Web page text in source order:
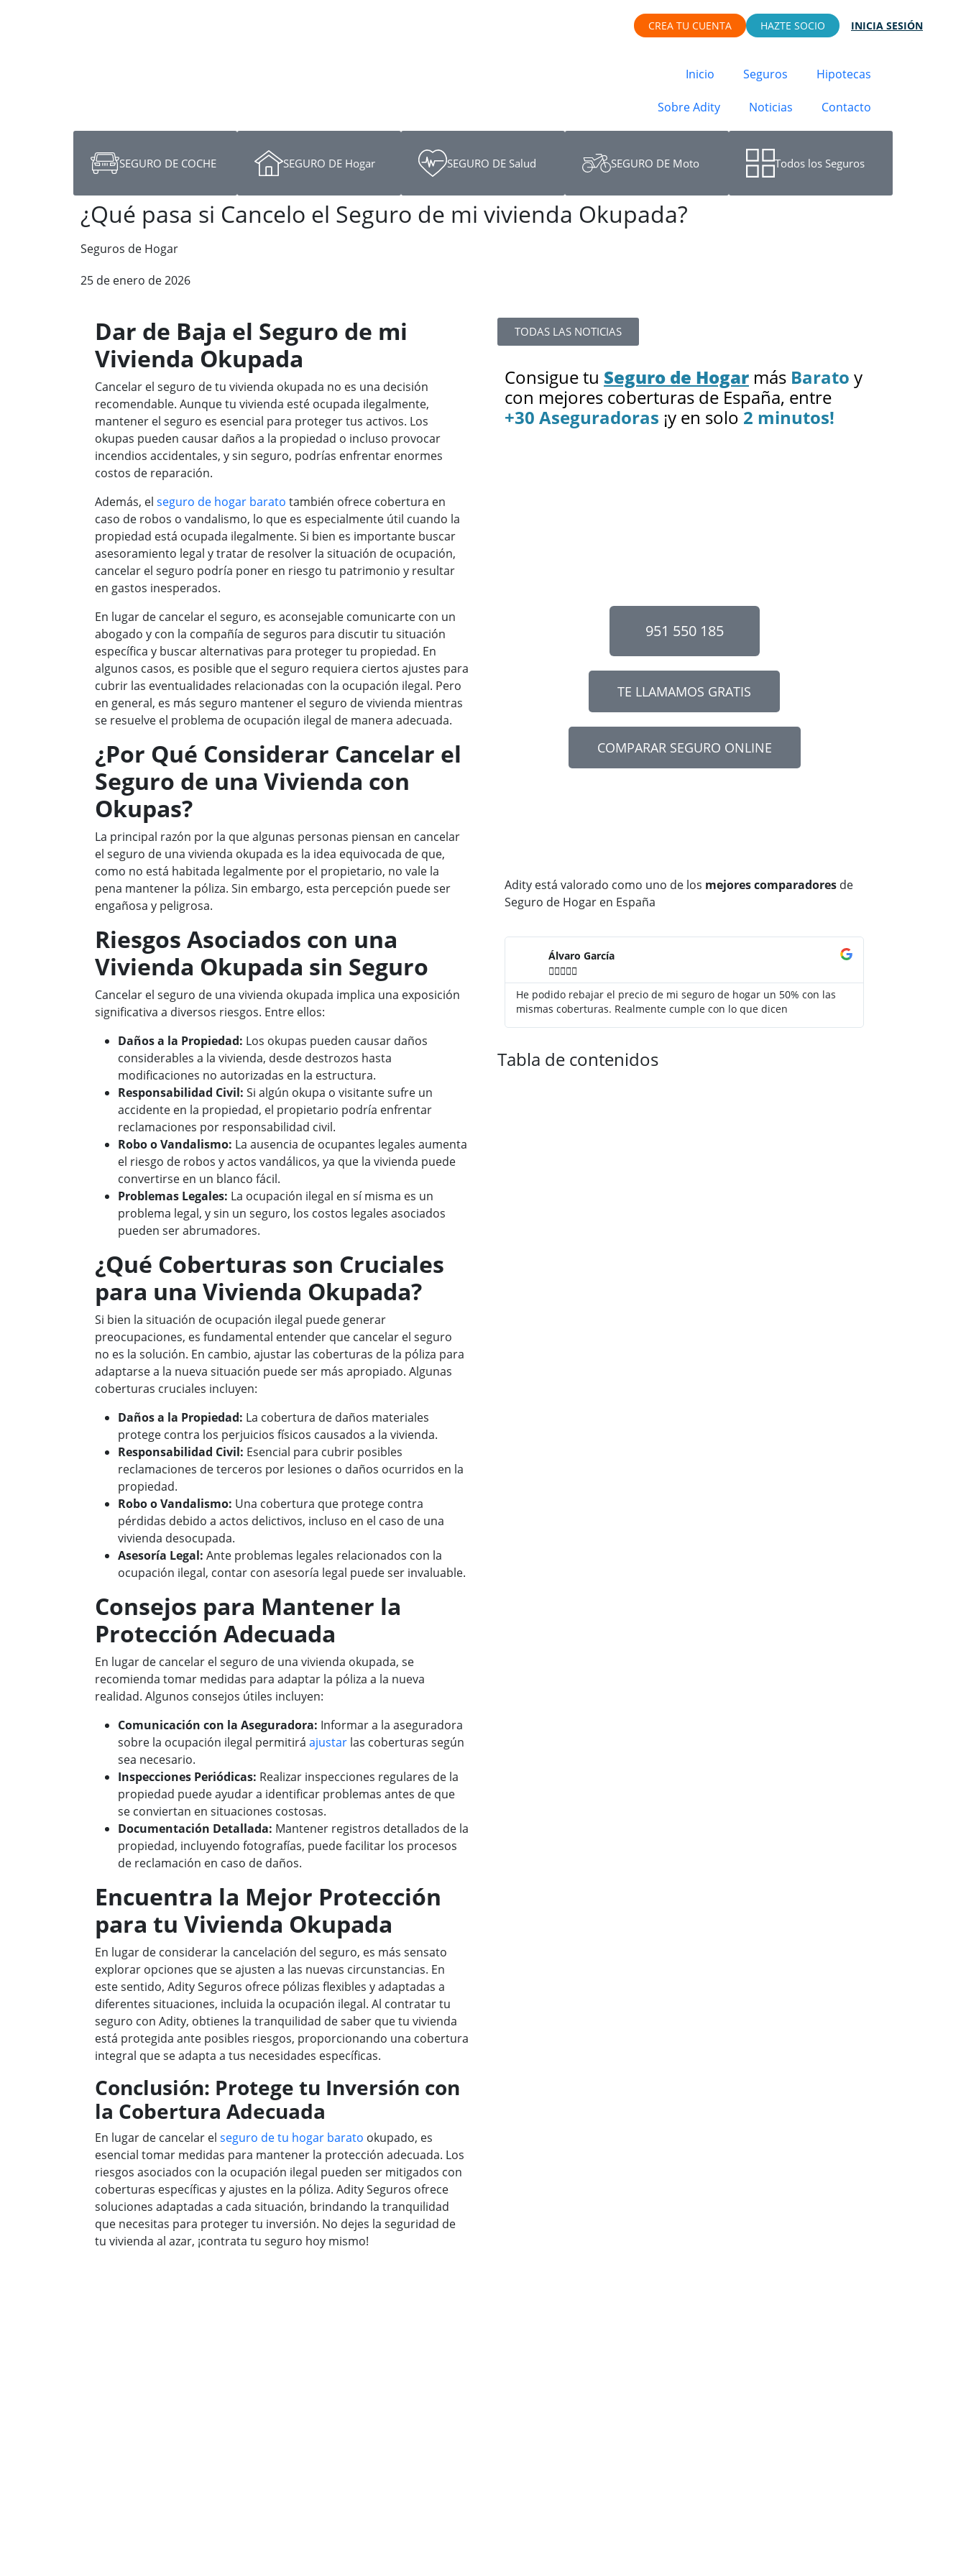
CREA TU CUENTA HAZTE SOCIO INICIA SESIÓN
Inicio Seguros Hipotecas
Sobre Adity Noticias Contacto
SEGURO DE COCHE SEGURO DE Hogar SEGURO DE Salud SEGURO DE Moto Todos los Seguros
¿Qué pasa si Cancelo el Seguro de mi vivienda Okupada?
Seguros de Hogar
25 de enero de 2026
Dar de Baja el Seguro de mi
Vivienda Okupada
Cancelar el seguro de tu vivienda okupada no es una decisión
recomendable. Aunque tu vivienda esté ocupada ilegalmente,
mantener el seguro es esencial para proteger tus activos. Los
okupas pueden causar daños a la propiedad o incluso provocar
incendios accidentales, y sin seguro, podrías enfrentar enormes
costos de reparación.
Además, el seguro de hogar barato también ofrece cobertura en
caso de robos o vandalismo, lo que es especialmente útil cuando la
propiedad está ocupada ilegalmente. Si bien es importante buscar
asesoramiento legal y tratar de resolver la situación de ocupación,
cancelar el seguro podría poner en riesgo tu patrimonio y resultar
en gastos inesperados.
En lugar de cancelar el seguro, es aconsejable comunicarte con un
abogado y con la compañía de seguros para discutir tu situación
específica y buscar alternativas para proteger tu propiedad. En
algunos casos, es posible que el seguro requiera ciertos ajustes para
cubrir las eventualidades relacionadas con la ocupación ilegal. Pero
en general, es más seguro mantener el seguro de vivienda mientras
se resuelve el problema de ocupación ilegal de manera adecuada.
¿Por Qué Considerar Cancelar el
Seguro de una Vivienda con
Okupas?
La principal razón por la que algunas personas piensan en cancelar
el seguro de una vivienda okupada es la idea equivocada de que,
como no está habitada legalmente por el propietario, no vale la
pena mantener la póliza. Sin embargo, esta percepción puede ser
engañosa y peligrosa.
Riesgos Asociados con una
Vivienda Okupada sin Seguro
Cancelar el seguro de una vivienda okupada implica una exposición
significativa a diversos riesgos. Entre ellos:
Daños a la Propiedad: Los okupas pueden causar daños
considerables a la vivienda, desde destrozos hasta
modificaciones no autorizadas en la estructura.
Responsabilidad Civil: Si algún okupa o visitante sufre un
accidente en la propiedad, el propietario podría enfrentar
reclamaciones por responsabilidad civil.
Robo o Vandalismo: La ausencia de ocupantes legales aumenta
el riesgo de robos y actos vandálicos, ya que la vivienda puede
convertirse en un blanco fácil.
Problemas Legales: La ocupación ilegal en sí misma es un
problema legal, y sin un seguro, los costos legales asociados
pueden ser abrumadores.
¿Qué Coberturas son Cruciales
para una Vivienda Okupada?
Si bien la situación de ocupación ilegal puede generar
preocupaciones, es fundamental entender que cancelar el seguro
no es la solución. En cambio, ajustar las coberturas de la póliza para
adaptarse a la nueva situación puede ser más apropiado. Algunas
coberturas cruciales incluyen:
Daños a la Propiedad: La cobertura de daños materiales
protege contra los perjuicios físicos causados a la vivienda.
Responsabilidad Civil: Esencial para cubrir posibles
reclamaciones de terceros por lesiones o daños ocurridos en la
propiedad.
Robo o Vandalismo: Una cobertura que protege contra
pérdidas debido a actos delictivos, incluso en el caso de una
vivienda desocupada.
Asesoría Legal: Ante problemas legales relacionados con la
ocupación ilegal, contar con asesoría legal puede ser invaluable.
Consejos para Mantener la
Protección Adecuada
En lugar de cancelar el seguro de una vivienda okupada, se
recomienda tomar medidas para adaptar la póliza a la nueva
realidad. Algunos consejos útiles incluyen:
Comunicación con la Aseguradora: Informar a la aseguradora
sobre la ocupación ilegal permitirá ajustar las coberturas según
sea necesario.
Inspecciones Periódicas: Realizar inspecciones regulares de la
propiedad puede ayudar a identificar problemas antes de que
se conviertan en situaciones costosas.
Documentación Detallada: Mantener registros detallados de la
propiedad, incluyendo fotografías, puede facilitar los procesos
de reclamación en caso de daños.
Encuentra la Mejor Protección
para tu Vivienda Okupada
En lugar de considerar la cancelación del seguro, es más sensato
explorar opciones que se ajusten a las nuevas circunstancias. En
este sentido, Adity Seguros ofrece pólizas flexibles y adaptadas a
diferentes situaciones, incluida la ocupación ilegal. Al contratar tu
seguro con Adity, obtienes la tranquilidad de saber que tu vivienda
está protegida ante posibles riesgos, proporcionando una cobertura
integral que se adapta a tus necesidades específicas.
Conclusión: Protege tu Inversión con
la Cobertura Adecuada
En lugar de cancelar el seguro de tu hogar barato okupado, es
esencial tomar medidas para mantener la protección adecuada. Los
riesgos asociados con la ocupación ilegal pueden ser mitigados con
coberturas específicas y ajustes en la póliza. Adity Seguros ofrece
soluciones adaptadas a cada situación, brindando la tranquilidad
que necesitas para proteger tu inversión. No dejes la seguridad de
tu vivienda al azar, ¡contrata tu seguro hoy mismo!
TODAS LAS NOTICIAS
Consigue tu Seguro de Hogar más Barato y
con mejores coberturas de España, entre
+30 Aseguradoras ¡y en solo 2 minutos!
951 550 185
TE LLAMAMOS GRATIS
COMPARAR SEGURO ONLINE
Adity está valorado como uno de los mejores comparadores de
Seguro de Hogar en España
Álvaro García

He podido rebajar el precio de mi seguro de hogar un 50% con las
mismas coberturas. Realmente cumple con lo que dicen
Tabla de contenidos